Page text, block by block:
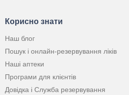
Корисно знати
Наш блог
Пошук і онлайн-резервування ліків
Наші аптеки
Програми для клієнтів
Довідка і Служба резервування